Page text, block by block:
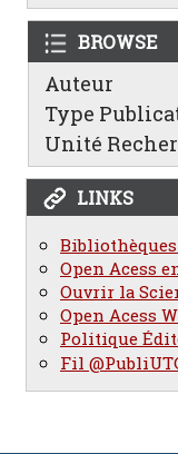
BROWSE
Auteur
Type
Unité
LINKS
Open Acess
Ouvrir la
Open Acess
Politique
Fil